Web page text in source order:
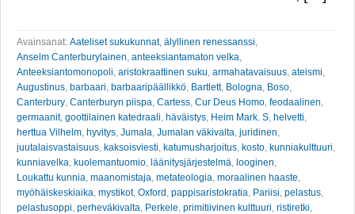
Avainsanat: Aateliset sukukunnat, älyllinen renessanssi
Anselm Canterburylainen anteeksiantamaton velka
Anteeksiantomonopoli aristokraattinen suku armahatavaisuus ateismi
Augustinus barbaari barbaaripäällikkö Bartlett, Bologna Boso
Canterbury Canterburyn piispa Cartess Cur Deus Homo feodaalinen
germaanit, goottilainen katedraali häväistys Heim Mark. S helvetti
herttua Vilhelm hyvitys Jumala Jumalan väkivalta juridinen
juutalaisvastaisuus kaksoisviesti katumusharjoitus kosto kunniakulttuuri
kunniavelka kuolemantuomio läänitysjärjestelmä looginen
Loukattu kunnia maanomistaja metateologia moraalinen haaste
myöhäiskeskiaika mystikot, Oxford pappisaristokratia Pariisi pelastus
pelastusoppi perheväkivalta Perkele primitiivinen kulttuuri ristiretki